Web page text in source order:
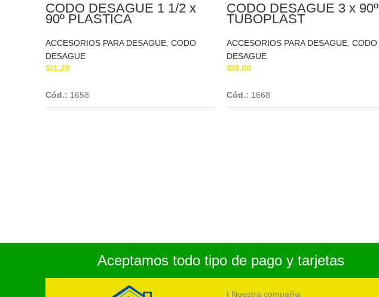
CODO DESAGUE 1 1/2 x
90º PLASTICA
ACCESORIOS PARA DESAGUE CODO
DESAGUE
S/1.20
Cód.: 1658
CODO DESAGUE 3 x 90º
TUBOPLAST
ACCESORIOS PARA DESAGUE CODO
DESAGUE
S/0.00
Cód.: 1668
Aceptamos todo tipo de pago y tarjetas
| Nuestra compañia